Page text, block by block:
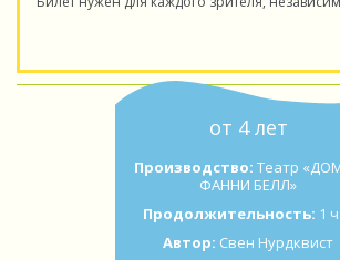
от 4 лет
Производство: Театр
ФАННИ БЕЛЛ»
Продолжительность: 1
Автор: Свен Нурдквист